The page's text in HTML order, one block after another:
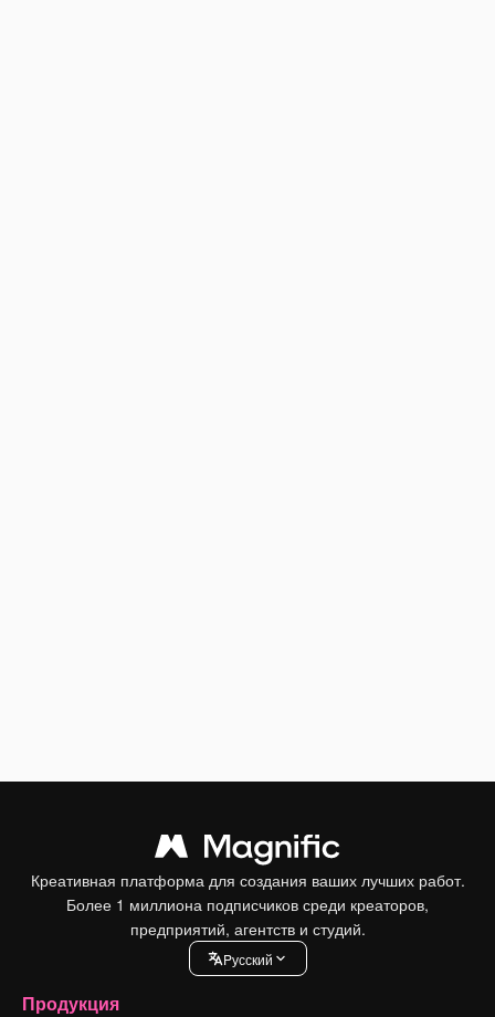
Креативная платформа для создания ваших лучших работ.
Более 1 миллиона подписчиков среди креаторов,
предприятий, агентств и студий.
Pусский
Продукция